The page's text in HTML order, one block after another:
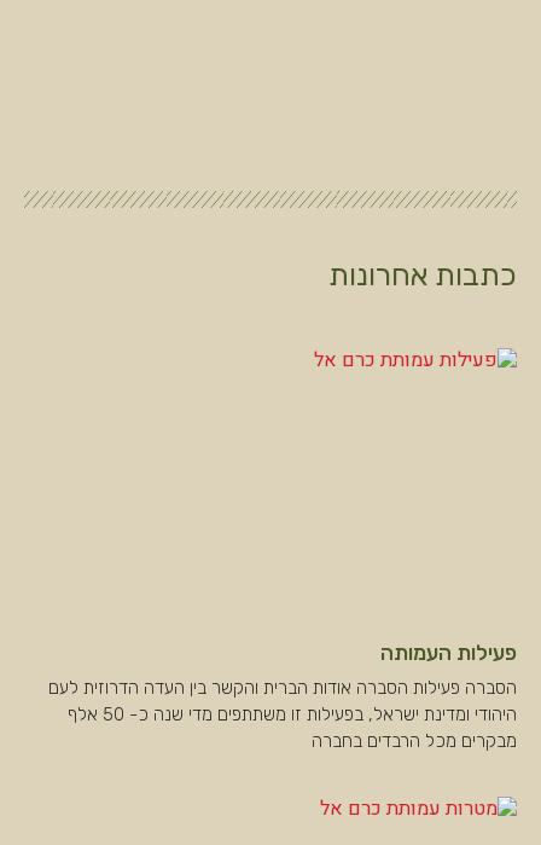
כתבות אחרונות
פעילות העמותה
הסברה פעילות הסברה אודות הברית והקשר בין העדה הדרוזית לעם
היהודי ומדינת ישראל, בפעילות זו משתתפים מדי שנה כ- 50 אלף
מבקרים מכל הרבדים בחברה